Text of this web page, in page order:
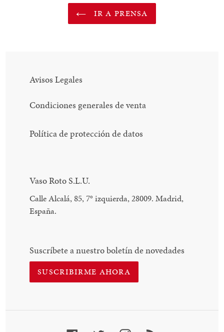
IR A PRENSA
Avisos Legales
Condiciones generales de venta
Política de protección de datos
Vaso Roto S.L.U.
Calle Alcalá, 85, 7° izquierda, 28009. Madrid,
España.
Suscríbete a nuestro boletín de novedades
SUSCRIBIRME AHORA